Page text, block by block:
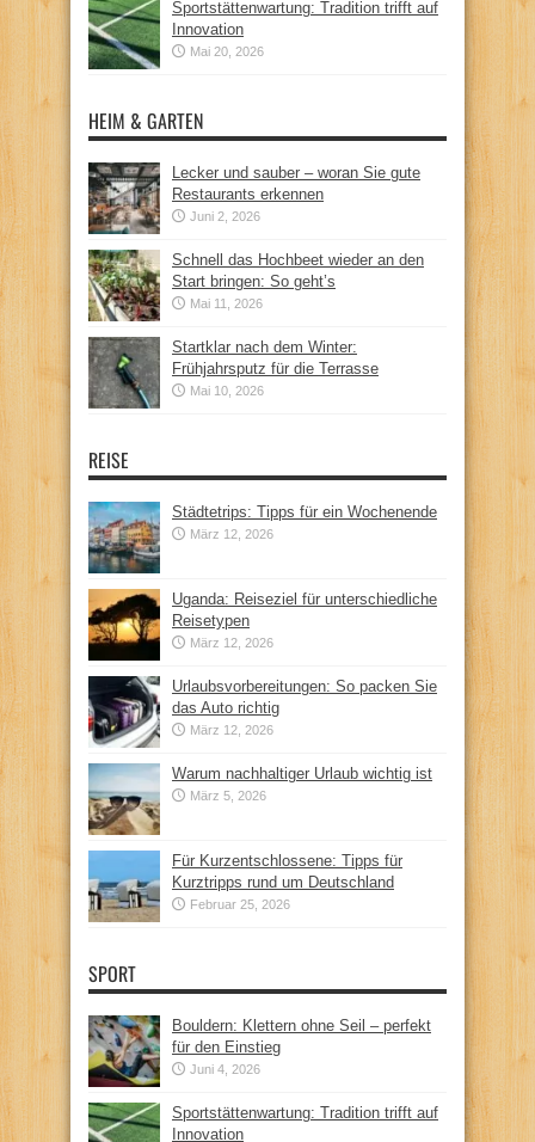
Sportstättenwartung: Tradition trifft auf
Innovation
Mai 20, 2026
HEIM & GARTEN
Lecker und sauber – woran Sie gute
Restaurants erkennen
Juni 2, 2026
Schnell das Hochbeet wieder an den
Start bringen: So geht’s
Mai 11, 2026
Startklar nach dem Winter:
Frühjahrsputz für die Terrasse
Mai 10, 2026
REISE
Städtetrips: Tipps für ein Wochenende
März 12, 2026
Uganda: Reiseziel für unterschiedliche
Reisetypen
März 12, 2026
Urlaubsvorbereitungen: So packen Sie
das Auto richtig
März 12, 2026
Warum nachhaltiger Urlaub wichtig ist
März 5, 2026
Für Kurzentschlossene: Tipps für
Kurztripps rund um Deutschland
Februar 25, 2026
SPORT
Bouldern: Klettern ohne Seil – perfekt
für den Einstieg
Juni 4, 2026
Sportstättenwartung: Tradition trifft auf
Innovation